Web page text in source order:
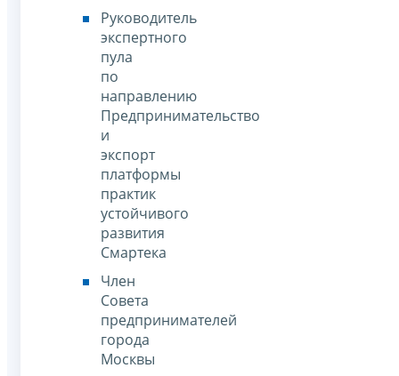
Руководитель
экспертного
пула
по
направлению
Предпринимательство
и
экспорт
платформы
практик
устойчивого
развития
Смартека
Член
Совета
предпринимателей
города
Москвы